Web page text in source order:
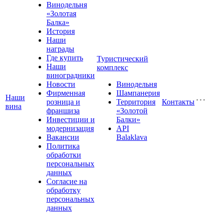
Наши
вина
Винодельня
«Золотая
Балка»
История
Наши
награды
Где купить
Наши
виноградники
Новости
Фирменная
розница и
франшиза
Инвестиции и
модернизация
Вакансии
Политика
обработки
персональных
данных
Согласие на
обработку
персональных
данных
Туристический
комплекс
Винодельня
Шампанерия
Территория
«Золотой
Балки»
API
Balaklava
Контакты